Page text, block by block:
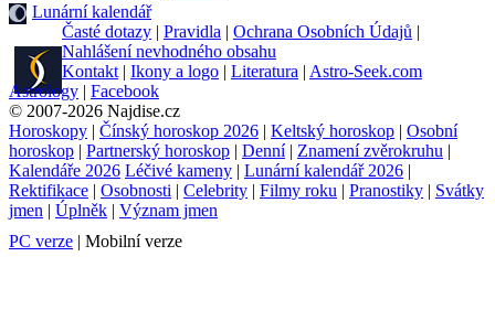
Lunární kalendář
Časté dotazy | Pravidla | Ochrana Osobních Údajů |
Nahlášení nevhodného obsahu
Kontakt | Ikony a logo | Literatura | Astro-Seek.com
Astrology | Facebook
© 2007-2026 Najdise.cz
Horoskopy | Čínský horoskop 2026 | Keltský horoskop | Osobní
horoskop | Partnerský horoskop | Denní| Znamení zvěrokruhu |
Kalendáře 2026 Léčivé kameny | Lunární kalendář 2026 |
Rektifikace | Osobnosti | Celebrity | Filmy roku | Pranostiky | Svátky
jmen | Úplněk | Význam jmen
PC verze | Mobilní verze